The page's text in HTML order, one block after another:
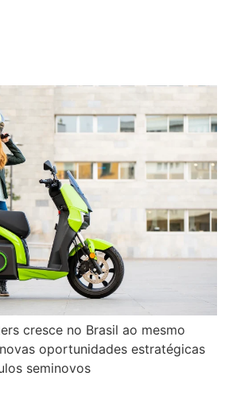
cresce no Brasil ao mesmo
oportunidades estratégicas
seminovos